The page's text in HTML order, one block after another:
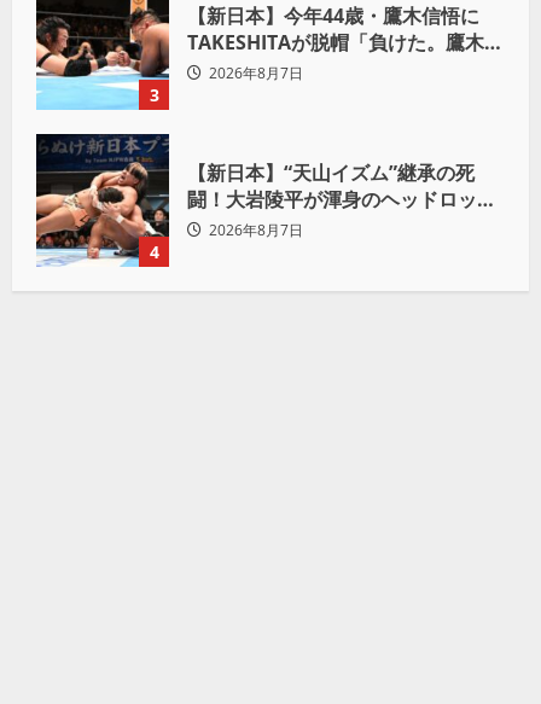
3
【新日本】今年44歳・鷹木信悟に
TAKESHITAが脱帽「負けた。鷹木信
悟、強いわ！」
2026年8月7日
4
【新日本】“天山イズム”継承の死
闘！大岩陵平が渾身のヘッドロック
で後藤洋央紀からタップ奪取 執念の
2026年8月7日